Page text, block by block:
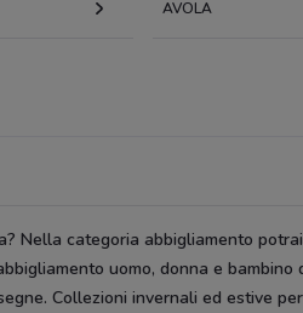
AVOLA
Nella categoria abbigliamento
uomo, donna e bambino
Collezioni invernali ed estive